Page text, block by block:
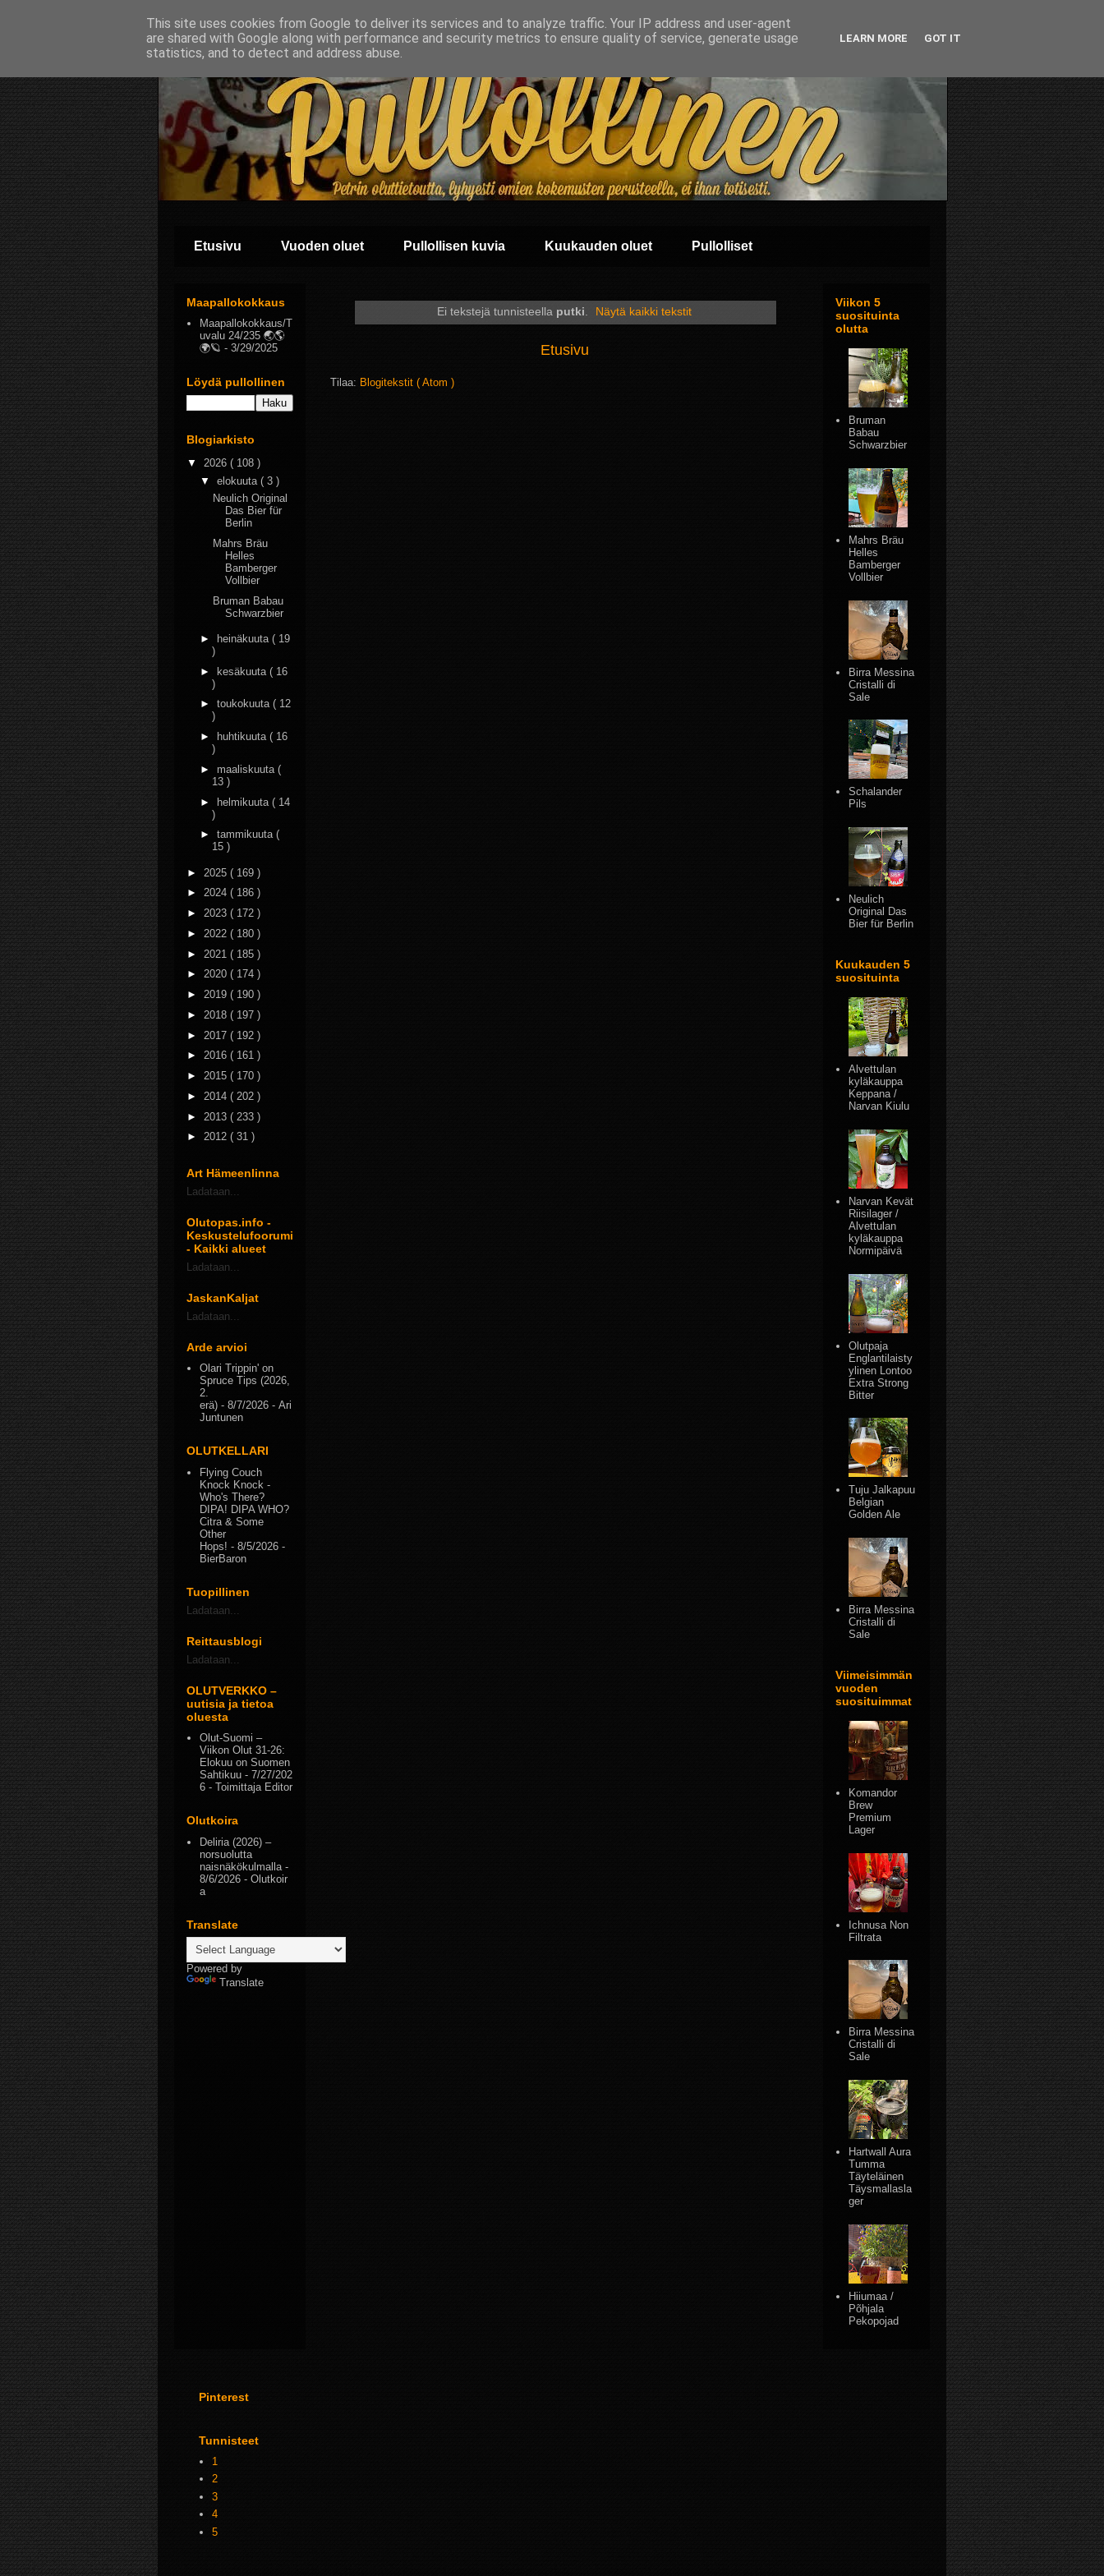
Etusivu Vuoden oluet Pullollisen kuvia Kuukauden oluet Pullolliset
Ei tekstejä tunnisteella putki. Näytä kaikki tekstit
Etusivu
Tilaa: Blogitekstit ( Atom )
Maapallokokkaus
Maapallokokkaus/T
uvalu 24/235 🌏🌎
🌍🪐 - 3/29/2025
Löydä pullollinen
Blogiarkisto
▼ 2026 ( 108 )
▼ elokuuta ( 3 )
Neulich Original
Das Bier für
Berlin
Mahrs Bräu
Helles
Bamberger
Vollbier
Bruman Babau
Schwarzbier
► heinäkuuta ( 19
)
► kesäkuuta ( 16
)
► toukokuuta ( 12
)
►
huhtikuuta ( 16
)
► maaliskuuta (
13 )
► helmikuuta ( 14
)
► tammikuuta (
15 )
► 2025 ( 169 )
► 2024 ( 186 )
► 2023 ( 172 )
► 2022 ( 180 )
► 2021 ( 185 )
► 2020 ( 174 )
► 2019 ( 190 )
► 2018 ( 197 )
► 2017 ( 192 )
► 2016 ( 161 )
► 2015 ( 170 )
► 2014 ( 202 )
► 2013 ( 233 )
► 2012 ( 31 )
Art Hämeenlinna
Ladataan...
Olutopas.info -
Keskustelufoorumi
- Kaikki alueet
Ladataan...
JaskanKaljat
Ladataan...
Arde arvioi
Olari Trippin' on
Spruce Tips (2026,
2.
erä) - 8/7/2026 - Ari
Juntunen
OLUTKELLARI
Flying Couch
Knock Knock -
Who's There?
DIPA! DIPA WHO?
Citra & Some
Other
Hops! - 8/5/2026 -
BierBaron
Tuopillinen
Ladataan...
Reittausblogi
Ladataan...
OLUTVERKKO –
uutisia ja tietoa
oluesta
Olut-Suomi –
Viikon Olut 31-26:
Elokuu on Suomen
Sahtikuu - 7/27/202
6 - Toimittaja Editor
Olutkoira
Deliria (2026) –
norsuolutta
naisnäkökulmalla -
8/6/2026 - Olutkoir
a
Translate
Powered by
Translate
Viikon 5
suosituinta
olutta
Bruman
Babau
Schwarzbier
Mahrs Bräu
Helles
Bamberger
Vollbier
Birra Messina
Cristalli di
Sale
Schalander
Pils
Neulich
Original Das
Bier für Berlin
Kuukauden 5
suosituinta
Alvettulan
kyläkauppa
Keppana /
Narvan Kiulu
Narvan Kevät
Riisilager /
Alvettulan
kyläkauppa
Normipäivä
Olutpaja
Englantilaisty
ylinen Lontoo
Extra Strong
Bitter
Tuju Jalkapuu
Belgian
Golden Ale
Birra Messina
Cristalli di
Sale
Viimeisimmän
vuoden
suosituimmat
Komandor
Brew
Premium
Lager
Ichnusa Non
Filtrata
Birra Messina
Cristalli di
Sale
Hartwall Aura
Tumma
Täyteläinen
Täysmallasla
ger
Hiiumaa /
Põhjala
Pekopojad
Pinterest
Tunnisteet
1
2
3
4
5
This site uses cookies from Google to deliver its services and to analyze traffic. Your IP address and user-agent
are shared with Google along with performance and security metrics to ensure quality of service, generate usage
statistics, and to detect and address abuse.
LEARN MORE GOT IT